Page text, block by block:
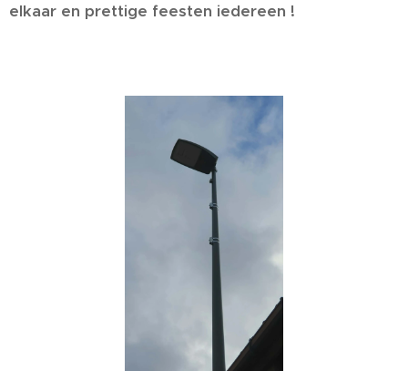
elkaar en prettige feesten iedereen !